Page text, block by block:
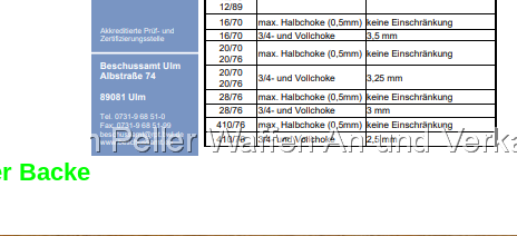
Backe